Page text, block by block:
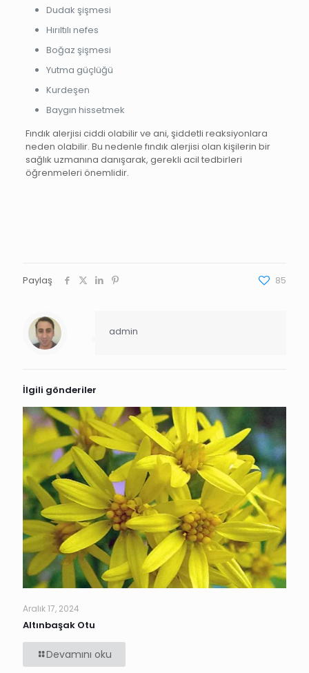
Dudak şişmesi
Hırıltılı nefes
Boğaz şişmesi
Yutma güçlüğü
Kurdeşen
Baygın hissetmek
Fındık alerjisi ciddi olabilir ve ani, şiddetli reaksiyonlara
neden olabilir. Bu nedenle fındık alerjisi olan kişilerin bir
sağlık uzmanına danışarak, gerekli acil tedbirleri
öğrenmeleri önemlidir.
Paylaş 85
admin
İlgili gönderiler
Aralık 17, 2024
Altınbaşak Otu
Devamını oku